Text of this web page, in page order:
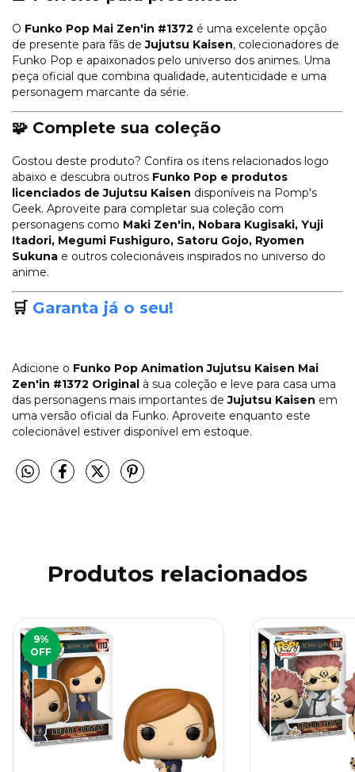
O Funko Pop Mai Zen'in #1372 é uma excelente opção
de presente para fãs deJujutsu Kaisen, colecionadores de
Funko Pop e apaixonados pelo universo dos animes. Uma
peça oficial que combina qualidade, autenticidade e uma
personagem marcante da série.
🧩 Complete sua coleção
Gostou deste produto? Confira os itens relacionados logo
abaixo e descubra outros Funko Pop e produtos
licenciados de Jujutsu Kaisen disponíveis na Pomp's
Geek. Aproveite para completar sua coleção com
personagens como Maki Zen'in, Nobara Kugisaki, Yuji
Itadori, Megumi Fushiguro, Satoru Gojo, Ryomen
Sukuna e outros colecionáveis inspirados no universo do
anime.
🛒 Garanta já o seu!
Adicione o Funko Pop Animation Jujutsu Kaisen Mai
Zen'in #1372 Original à sua coleção e leve para casa uma
das personagens mais importantes deJujutsu Kaisen em
uma versão oficial da Funko. Aproveite enquanto este
colecionável estiver disponível em estoque.
Produtos relacionados
9%
OFF